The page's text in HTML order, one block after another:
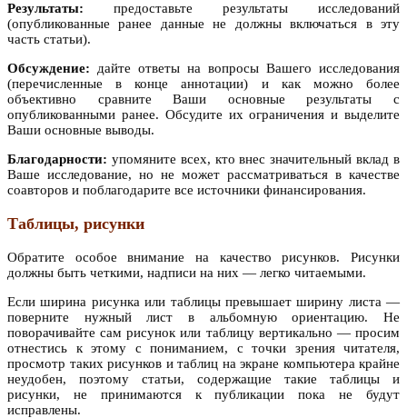
Результаты: предоставьте результаты исследований
(опубликованные ранее данные не должны включаться в эту
часть статьи).
Обсуждение: дайте ответы на вопросы Вашего исследования
(перечисленные в конце аннотации) и как можно более
объективно сравните Ваши основные результаты с
опубликованными ранее. Обсудите их ограничения и выделите
Ваши основные выводы.
Благодарности: упомяните всех, кто внес значительный вклад в
Ваше исследование, но не может рассматриваться в качестве
соавторов и поблагодарите все источники финансирования.
Таблицы, рисунки
Обратите особое внимание на качество рисунков. Рисунки
должны быть четкими, надписи на них — легко читаемыми.
Если ширина рисунка или таблицы превышает ширину листа —
поверните нужный лист в альбомную ориентацию. Не
поворачивайте сам рисунок или таблицу вертикально — просим
отнестись к этому с пониманием, с точки зрения читателя,
просмотр таких рисунков и таблиц на экране компьютера крайне
неудобен, поэтому статьи, содержащие такие таблицы и
рисунки, не принимаются к публикации пока не будут
исправлены.